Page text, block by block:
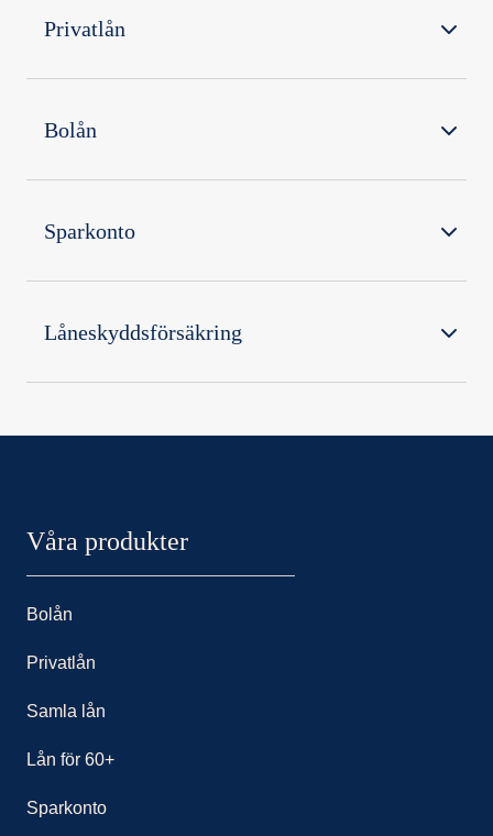
Privatlån
Bolån
Sparkonto
Låneskyddsförsäkring
Nordax sidor
Våra produkter
Bolån
Privatlån
Samla lån
Lån för 60+
Sparkonto